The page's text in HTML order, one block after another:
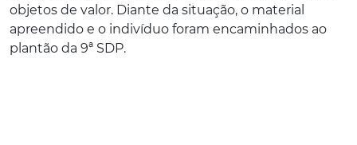
objetos de valor. Diante da situação, o material
apreendido e o indivíduo foram encaminhados ao
plantão da 9ª SDP.